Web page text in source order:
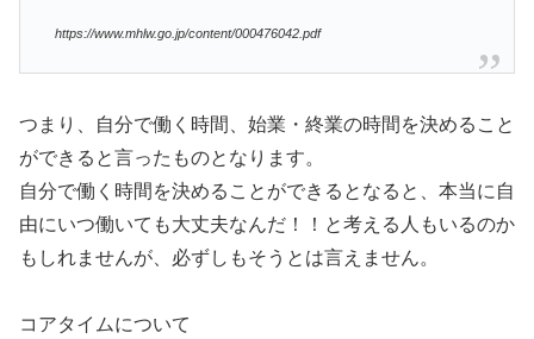
https://www.mhlw.go.jp/content/000476042.pdf
つまり、自分で働く時間、始業・終業の時間を決めること
ができると言ったものとなります。
自分で働く時間を決めることができるとなると、本当に自
由にいつ働いても大丈夫なんだ！！と考える人もいるのか
もしれませんが、必ずしもそうとは言えません。
コアタイムについて